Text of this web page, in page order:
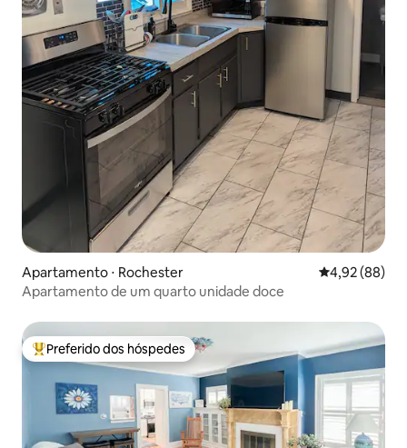
Apartamento ⋅ Rochester 4,92 de uma
4,92 (88)
Apartamento de um quarto unidade doce
Entre os melhores preferidos dos hóspedes
Preferido dos hóspedes